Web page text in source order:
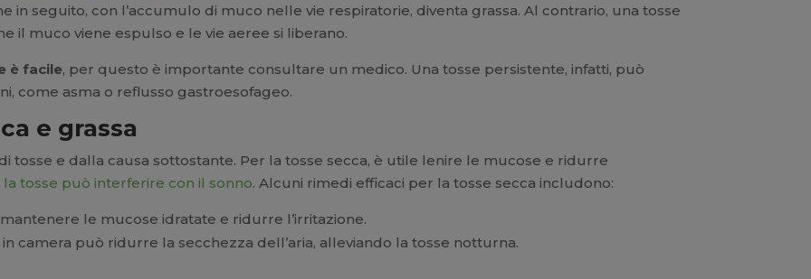
in seguito, con l’accumulo di muco nelle vie respiratorie, diventa grassa. Al contrario, una tosse
il muco viene espulso e le vie aeree si liberano.
è facile, per questo è importante consultare un medico. Una tosse persistente, infatti, può
come asma o reflusso gastroesofageo.
e grassa
tosse e dalla causa sottostante. Per la tosse secca, è utile lenire le mucose e ridurre
la tosse può interferire con il sonno. Alcuni rimedi efficaci per la tosse secca includono:
le mucose idratate e ridurre l’irritazione.
camera può ridurre la secchezza dell’aria, alleviando la tosse notturna.